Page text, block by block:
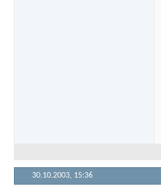
30.10.2003, 15:36